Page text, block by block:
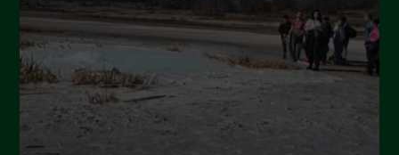
Luglio 2024
Maggio 2024
Aprile 2024
Marzo 2024
Febbraio 2024